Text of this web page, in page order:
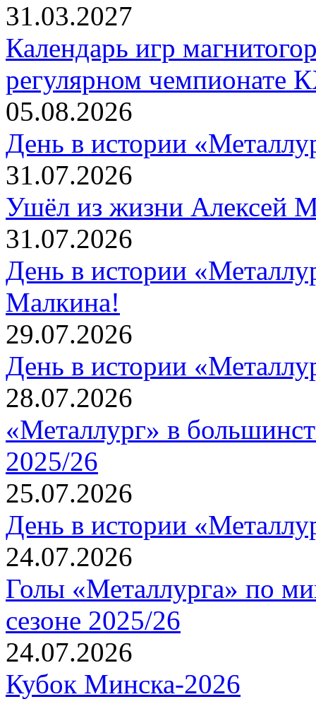
31.03.2027
Календарь игр
регулярном чемпионате
05.08.2026
День в истории
31.07.2026
Ушёл из жизни Алексей
31.07.2026
День в истории
Малкина!
29.07.2026
День в истории
28.07.2026
«Металлург» в
2025/26
25.07.2026
День в истории
24.07.2026
Голы «Металлурга» по
сезоне 2025/26
24.07.2026
Кубок Минска-2026